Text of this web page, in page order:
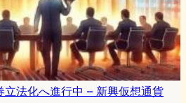
立法化へ進行中 – 新興仮想通貨